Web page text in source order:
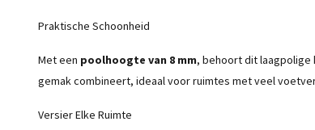
Praktische Schoonheid
Met een poolhoogte van 8 mm, behoort dit
gemak combineert, ideaal voor ruimtes met veel
Versier Elke Ruimte